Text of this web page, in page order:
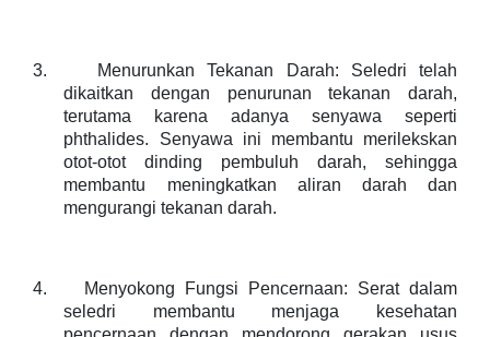
3.
Menurunkan Tekanan Darah: Seledri telah
dikaitkan dengan penurunan tekanan darah,
terutama karena adanya senyawa seperti
phthalides. Senyawa ini membantu merilekskan
otot-otot dinding pembuluh darah, sehingga
membantu meningkatkan aliran darah dan
mengurangi tekanan darah.
4.
Menyokong Fungsi Pencernaan: Serat dalam
seledri membantu menjaga kesehatan